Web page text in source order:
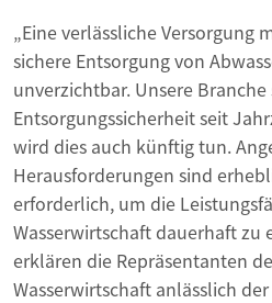
„Eine verlässliche Versorgung
sichere Entsorgung von
unverzichtbar. Unsere
Entsorgungssicherheit seit
wird dies auch künftig tun.
Herausforderungen sind
erforderlich, um die
Wasserwirtschaft dauerhaft zu
erklären die Repräsentanten
Wasserwirtschaft anlässlich